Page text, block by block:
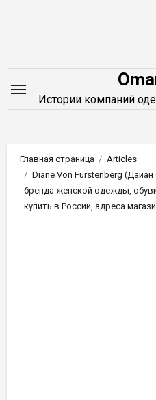
Истории компаний
Главная страница
Articles
Diane Von Furstenberg
бренда женской одежды,
купить в России, адреса